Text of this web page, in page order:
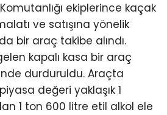
ekiplerince kaçak
ve satışına yönelik
bir araç takibe alındı.
kapalı kasa bir araç
durduruldu. Araçta
değeri yaklaşık 1
1 ton 600 litre etil alkol ele